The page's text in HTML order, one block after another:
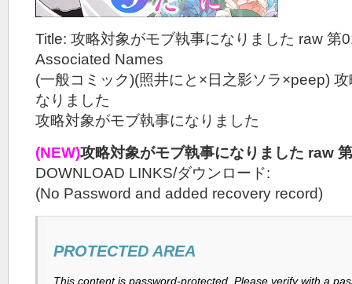
Title: 攻略対象がモブ執事になりました raw 第
Associated Names
(一般コミック)(照井にと×日之影ソラ×peep)
なりました
攻略対象がモブ執事になりました
(NEW)攻略対象がモブ執事になりました raw
DOWNLOAD LINKS/ダウンロード:
(No Password and added recovery record)
PROTECTED AREA
This content is password-protected. Please verify with a